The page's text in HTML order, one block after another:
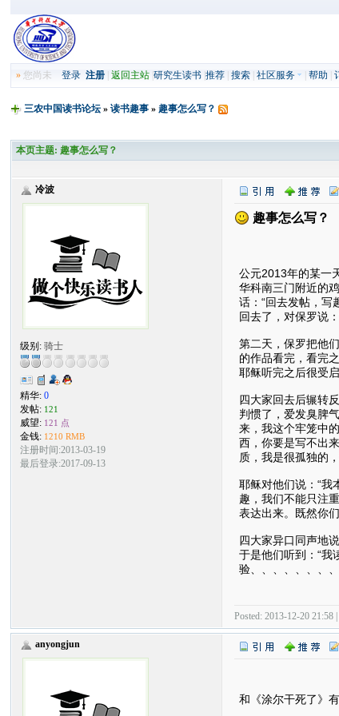
» 您尚未登录 注册 |返回主站 |研究生读书 |推荐 |搜索 |社区服务 |帮助 |
三农中国读书论坛 »读书趣事 »趣事怎么写？
本页主题: 趣事怎么写？
冷波
级别:骑士
精华:0
发帖: 121
威望: 121 点
金钱: 1210 RMB
注册时间:2013-03-19
最后登录:2017-09-13
趣事怎么写？
趣
公元2013年的某一
华科南三门附近的
话：“回去发帖，写
回去了，对保罗说
第二天，保罗把他
的作品看完，看完
耶稣听完之后很受
四大家回去后辗转
判惯了，爱发臭脾
来，我这个牢笼中
西，你要是写不出
质，我是很孤独的
耶稣对他们说：“我
趣，我们不能只注
表达出来。既然你
四大家异口同声地
于是他们听到：“我
验、、、、、、、
Posted: 2013-12-20 21:58
anyongjun
和《涂尔干死了》